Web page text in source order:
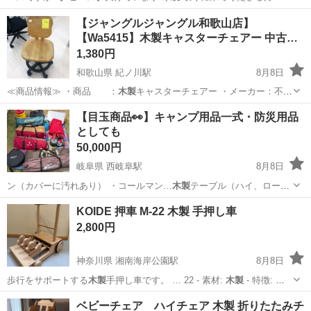
大阪 堺市 寺地町駅 ジグソーパズル
【ジャングルジャングル和歌山店】
【Wa5415】木製キャスターチェアー 中古
家…
1,380円
和歌山県 紀ノ川駅
8月8日
≪商品情報≫ ・商品 ： 木製キャスターチェアー ・メーカー：不
明…
和歌山 和歌山市 紀ノ川駅 椅子 ジャングル
【目玉商品👀】キャンプ用品一式・防災用品
としても
50,000円
岐阜県 西岐阜駅
8月8日
ン（カバーに汚れあり） ・コールマン… 木製テーブル（ハイ、ローの
2ウェイ） ・コ…
岐阜 岐阜市 西岐阜駅 一式
KOIDE 押車 M-22 木製 手押し車
2,800円
神奈川県 湘南海岸公園駅
8月8日
歩行をサポートする木製 手押し車です。 … 22 - 素材: 木製- 特徴: ア
ヒ…
神奈川 藤沢市 湘南海岸公園駅 ベビー用品
ベビーチェア ハイチェア 木製 折りたたみチ